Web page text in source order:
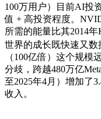
100万用户）目前AI投
值 + 高投资程度。
所需的能量比其2014
世界的成长既快速又数
（100亿倍）这个规
分歧，跨越480万亿
至2025年4月）增加了
收入。